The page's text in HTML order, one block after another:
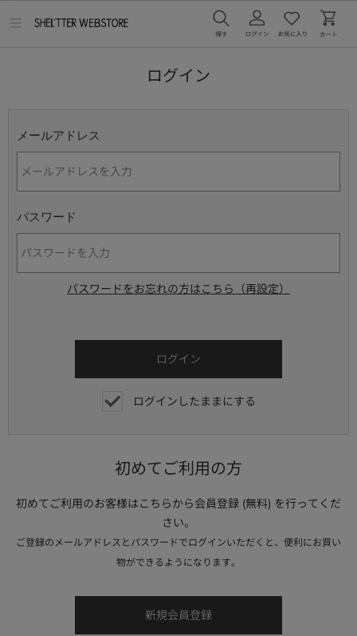
ログイン
メールアドレス
パスワード
パスワードをお忘れの方はこちら（再設定）
ログインしたままにする
初めてご利用の方
初めてご利用のお客様はこちらから会員登録 (無料) を行ってくだ
さい。
ご登録のメールアドレスとパスワードでログインいただくと、便利にお買い
物ができるようになります。